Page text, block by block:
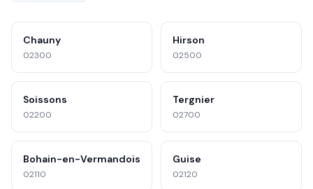
Chauny
02300
Hirson
02500
Soissons
02200
Tergnier
02700
Bohain-en-Vermandois
02110
Guise
02120